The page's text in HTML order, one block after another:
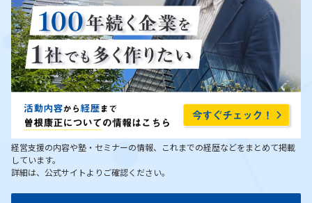
経営支援の内容や塾・セミナーの情報、これまでの経歴などをまとめて掲載
しています。
詳細は、公式サイトよりご確認ください。